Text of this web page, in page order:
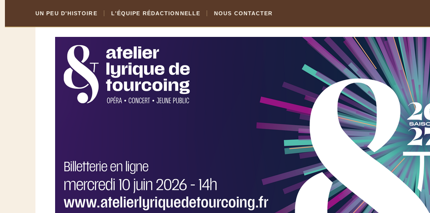
Content
la
UN PEU D'HISTOIRE L'ÉQUIPE RÉDACTIONNELLE NOUS CONTACTER